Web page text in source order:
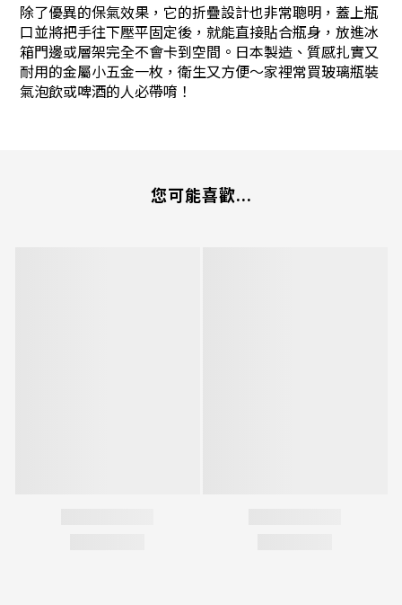
除了優異的保氣效果，它的折疊設計也非常聰明，蓋上瓶
口並將把手往下壓平固定後，就能直接貼合瓶身，放進冰
箱門邊或層架完全不會卡到空間。日本製造、質感扎實又
耐用的金屬小五金一枚，衛生又方便～家裡常買玻璃瓶裝
氣泡飲或啤酒的人必帶唷！
您可能喜歡...